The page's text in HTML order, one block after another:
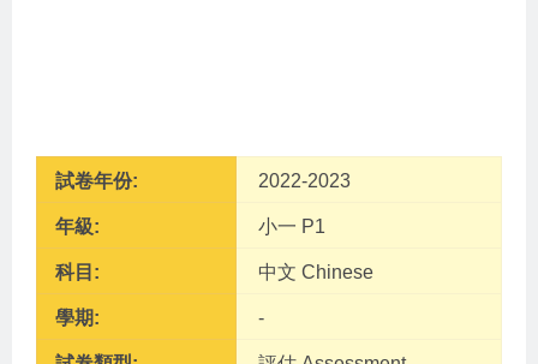
試卷年份: 2022-2023
年級: 小一 P1
科目: 中文 Chinese
學期: -